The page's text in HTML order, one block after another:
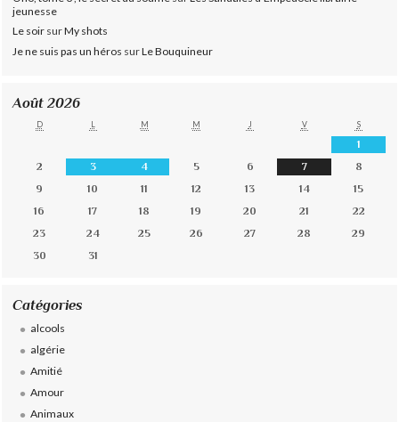
jeunesse
Le soir surMy shots
Je ne suis pas un héros surLe Bouquineur
Août 2026
D L M M J V S
1
2
3 4 5 6 7
8
9
10 11 12 13 14
15
16
17 18 19 20 21
22
23
24 25 26 27 28
29
30
31
Catégories
alcools
algérie
Amitié
Amour
Animaux